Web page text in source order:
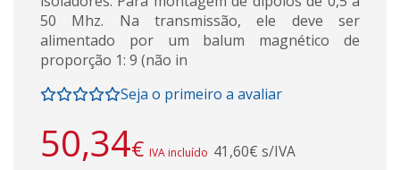
50 Mhz. Na transmissão, ele deve ser
alimentado por um balum magnético de
proporção 1: 9 (não in
Seja o primeiro a avaliar
50,34€ IVA incluído 41,60€ s/IVA